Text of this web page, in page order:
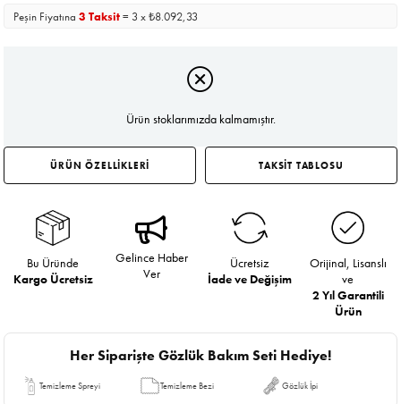
Peşin Fiyatına3 Taksit= 3 x ₺8.092,33
Ürün stoklarımızda kalmamıştır.
ÜRÜN ÖZELLİKLERİ TAKSİT TABLOSU
Bu Üründe
Kargo Ücretsiz
Gelince Haber
Ver
Ücretsiz
İade ve Değişim
Orijinal, Lisanslı
ve
2 Yıl Garantili
Ürün
Her Siparişte Gözlük Bakım Seti Hediye!
Temizleme Spreyi Temizleme Bezi Gözlük İpi